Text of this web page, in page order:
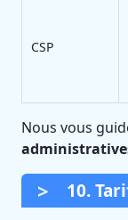
CSP
Nous vous
10.